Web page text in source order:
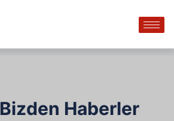
Bizden Haberler